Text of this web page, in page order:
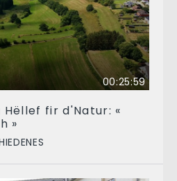
00:25:59
fir d'Natur: «
»